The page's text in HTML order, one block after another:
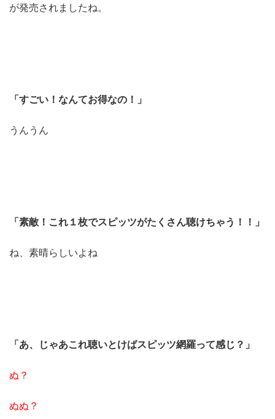
が発売されましたね。
「すごい！なんてお得なの！」
うんうん
「素敵！これ１枚でスピッツがたくさん聴けちゃう！！」
ね、素晴らしいよね
「あ、じゃあこれ聴いとけばスピッツ網羅って感じ？」
ぬ？
ぬぬ？